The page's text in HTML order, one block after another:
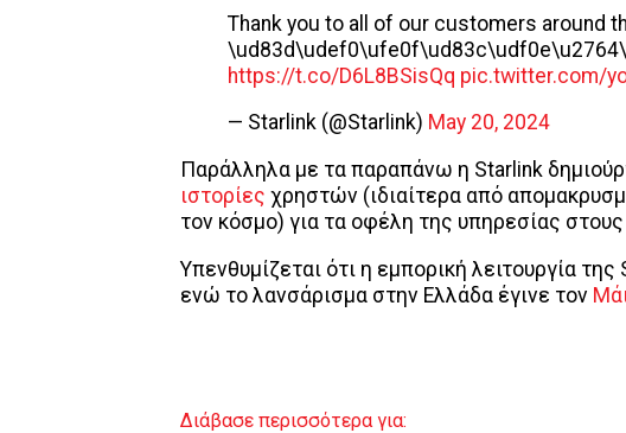
Thank you to all of our customers around
https://t.co/D6L8BSisQq pic.twitter.com/
— Starlink (@Starlink) May 20, 2024
Παράλληλα με τα παραπάνω η Starlink
ιστορίες χρηστών (ιδιαίτερα από
τον κόσμο) για τα οφέλη της υπηρεσίας στους
Υπενθυμίζεται ότι η εμπορική λειτουργία της
ενώ το λανσάρισμα στην Ελλάδα έγινε τον
Διάβασε περισσότερα για: